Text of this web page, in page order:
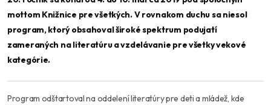
mottom Knižnice pre všetkých. V rovnakom duchu sa niesol
program, ktorý obsahoval široké spektrum podujatí
zameraných na literatúru a vzdelávanie pre všetky vekové
kategórie.
Program odštartoval na oddelení literatúry pre deti a mládež, kde